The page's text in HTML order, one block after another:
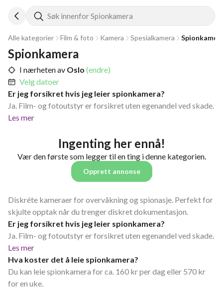
Søk innenfor Spionkamera
Alle kategorier Film & foto Kamera Spesialkamera
Spionkamera
I nærheten av Oslo (endre)
Velg datoer
Er jeg forsikret hvis jeg leier spionkamera?
Ja. Film- og fotoutstyr er forsikret uten egenandel ved skade.
Les mer
Ingenting her ennå!
Vær den første som legger til en ting i denne kategorien.
Opprett annonse
Diskréte kameraer for overvåkning og spionasje. Perfekt for
skjulte opptak når du trenger diskret dokumentasjon.
Er jeg forsikret hvis jeg leier spionkamera?
Ja. Film- og fotoutstyr er forsikret uten egenandel ved skade.
Les mer
Hva koster det å leie spionkamera?
Du kan leie spionkamera for ca. 160 kr per dag eller 570 kr
for en uke.